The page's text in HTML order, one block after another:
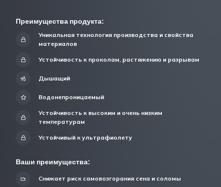
Преимущества продукта:
Уникальная технология производства и свойства
материалов
Устойчивость к проколам, растяжению и разрывам
Дышащий
Водонепроницаемый
Устойчивость к высоким и очень низким
температурам
Устойчивый к ультрафиолету
Ваши преимущества:
Снижает риск самовозгорания сена и соломы